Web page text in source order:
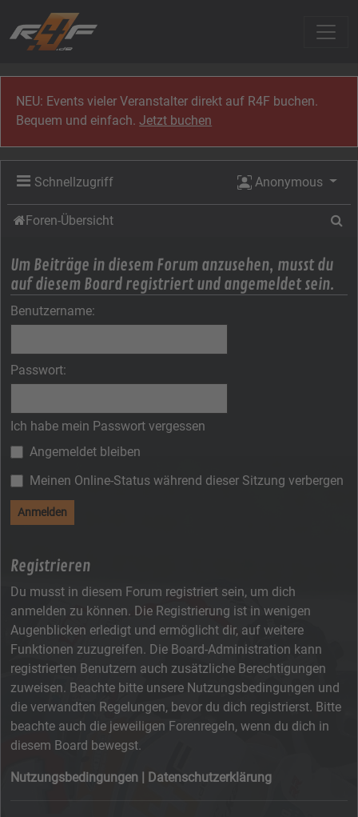
NEU: Events vieler Veranstalter direkt auf R4F buchen.
Bequem und einfach.Jetzt buchen
Schnellzugriff Anonymous
Foren-Übersicht
Um Beiträge in diesem Forum anzusehen, musst du
auf diesem Board registriert und angemeldet sein.
Benutzername:
Passwort:
Ich habe mein Passwort vergessen
Angemeldet bleiben
Meinen Online-Status während dieser Sitzung verbergen
Registrieren
Du musst in diesem Forum registriert sein, um dich
anmelden zu können. Die Registrierung ist in wenigen
Augenblicken erledigt und ermöglicht dir, auf weitere
Funktionen zuzugreifen. Die Board-Administration kann
registrierten Benutzern auch zusätzliche Berechtigungen
zuweisen. Beachte bitte unsere Nutzungsbedingungen und
die verwandten Regelungen, bevor du dich registrierst. Bitte
beachte auch die jeweiligen Forenregeln, wenn du dich in
diesem Board bewegst.
Nutzungsbedingungen Datenschutzerklärung